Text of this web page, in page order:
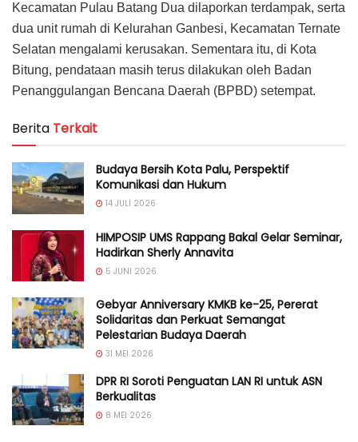
Kecamatan Pulau Batang Dua dilaporkan terdampak, serta
dua unit rumah di Kelurahan Ganbesi, Kecamatan Ternate
Selatan mengalami kerusakan. Sementara itu, di Kota
Bitung, pendataan masih terus dilakukan oleh Badan
Penanggulangan Bencana Daerah (BPBD) setempat.
Berita Terkait
Budaya Bersih Kota Palu, Perspektif
Komunikasi dan Hukum
14 JULI 2026
HIMPOSIP UMS Rappang Bakal Gelar Seminar,
Hadirkan Sherly Annavita
5 JUNI 2026
Gebyar Anniversary KMKB ke-25, Pererat
Solidaritas dan Perkuat Semangat
Pelestarian Budaya Daerah
31 MEI 2026
DPR RI Soroti Penguatan LAN RI untuk ASN
Berkualitas
8 MEI 2026